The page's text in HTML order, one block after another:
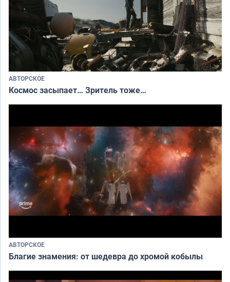
АВТОРСКОЕ
Космос засыпает… Зритель тоже…
АВТОРСКОЕ
Благие знамения: от шедевра до хромой кобылы